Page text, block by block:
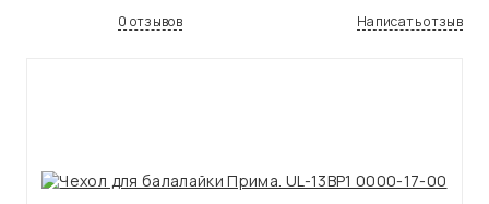
0 отзывов Написать отзыв